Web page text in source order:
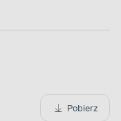
Pobierz